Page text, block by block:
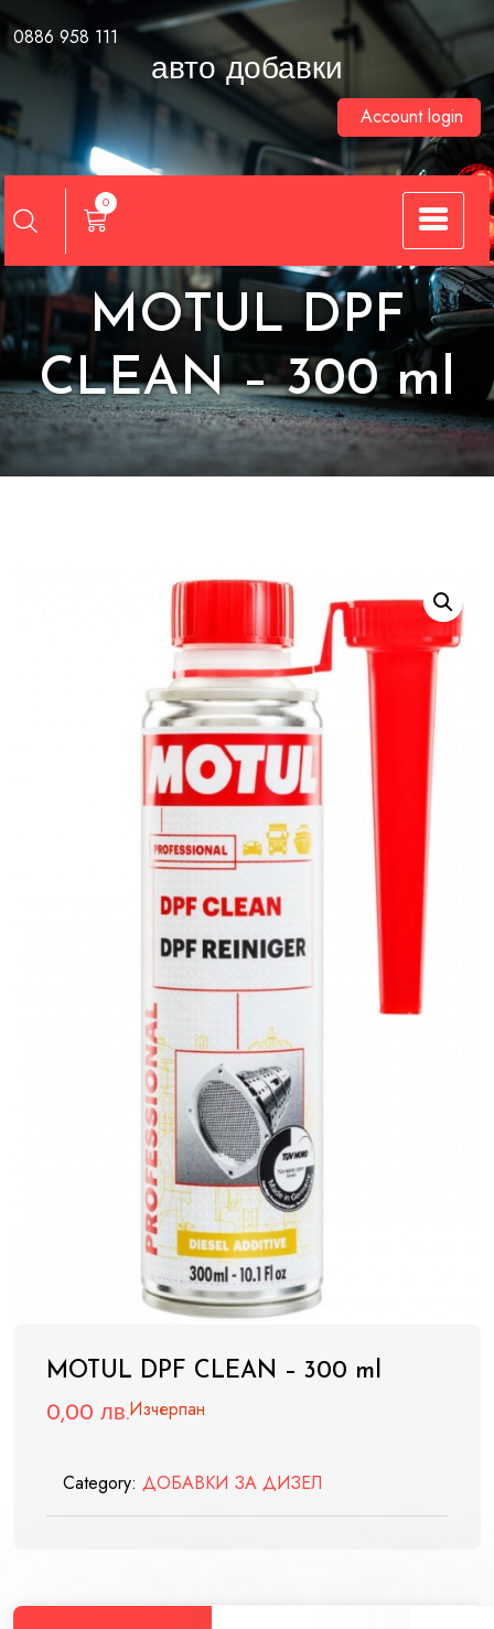
content
0886 958 111
авто добавки
Account login
0
MOTUL DPF
CLEAN – 300 ml
MOTUL DPF CLEAN – 300 ml
0,00 лв.Изчерпан
Category: ДОБАВКИ ЗА ДИЗЕЛ